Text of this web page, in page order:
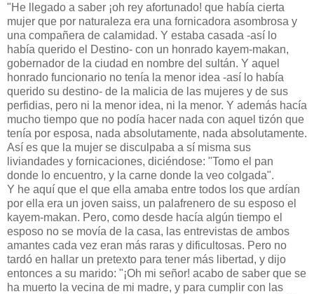
"He llegado a saber ¡oh rey afortunado! que había cierta
mujer que por naturaleza era una fornicadora asombrosa y
una compañera de calamidad. Y estaba casada -así lo
había querido el Destino- con un honrado kayem-makan,
gobernador de la ciudad en nombre del sultán. Y aquel
honrado funcionario no tenía la menor idea -así lo había
querido su destino- de la malicia de las mujeres y de sus
perfidias, pero ni la menor idea, ni la menor. Y además hacía
mucho tiempo que no podía hacer nada con aquel tizón que
tenía por esposa, nada absolutamente, nada absolutamente.
Así es que la mujer se disculpaba a sí misma sus
liviandades y fornicaciones, diciéndose: "Tomo el pan
donde lo encuentro, y la carne donde la veo colgada".
Y he aquí que el que ella amaba entre todos los que ardían
por ella era un joven saiss, un palafrenero de su esposo el
kayem-makan. Pero, como desde hacía algún tiempo el
esposo no se movía de la casa, las entrevistas de ambos
amantes cada vez eran más raras y dificultosas. Pero no
tardó en hallar un pretexto para tener más libertad, y dijo
entonces a su marido: "¡Oh mi señor! acabo de saber que se
ha muerto la vecina de mi madre, y para cumplir con las